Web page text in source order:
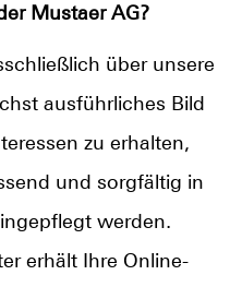
Mustaer AG?
über unsere
ausführliches Bild
zu erhalten,
und sorgfältig in
werden.
erhält Ihre Online-